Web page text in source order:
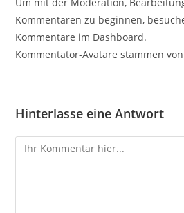
Kommentaren zu beginnen,
Kommentare im Dashboard.
Kommentator-Avatare stammen von
Hinterlasse eine Antwort